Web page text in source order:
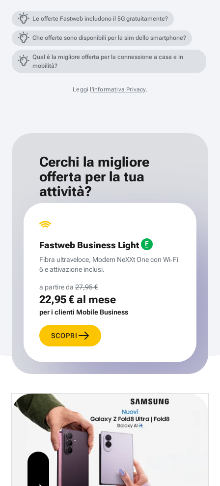
Le offerte Fastweb includono il 5G gratuitamente?
Che offerte sono disponibili per la sim dello smartphone?
Qual è la migliore offerta per la connessione a casa e in
mobilità?
Leggi l'informativa Privacy.
Cerchi la migliore
offerta per la tua
attività?
Fastweb Business Light
Fibra ultraveloce, Modem NeXXt One con Wi‑Fi
6 e attivazione inclusi.
a partire da 27,95 €
22,95 €al mese
per i clienti Mobile Business
SCOPRI